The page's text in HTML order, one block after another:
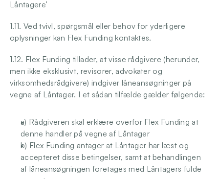
Låntagere’
1.11. Ved tvivl, spørgsmål eller behov for yderligere
oplysninger kan Flex Funding kontaktes.
1.12. Flex Funding tillader, at visse rådgivere (herunder,
men ikke eksklusivt, revisorer, advokater og
virksomhedsrådgivere) indgiver låneansøgninger på
vegne af Låntager. I et sådan tilfælde gælder følgende:
a) Rådgiveren skal erklære overfor Flex Funding at
denne handler på vegne af Låntager
b) Flex Funding antager at Låntager har læst og
accepteret disse betingelser, samt at behandlingen
af låneansøgningen foretages med Låntagers fulde